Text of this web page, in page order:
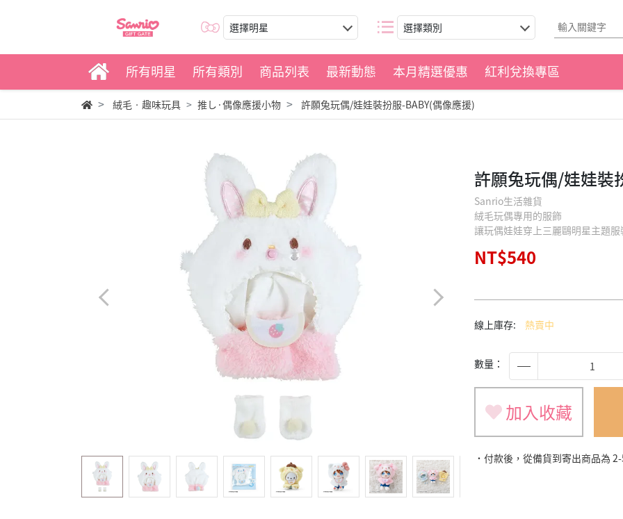
選擇明星 選擇類別
所有明星 所有類別 商品列表 最新動態 本月精選優惠 紅利兌換專區
絨毛‧趣味玩具 推し·偶像應援小物 許願兔玩偶/娃娃裝扮服-BABY(偶像應援)
許願兔玩偶/娃娃裝
Sanrio生活雜貨
絨毛玩偶專用的服飾
讓玩偶娃娃穿上三麗鷗明星主題
NT$540
線上庫存: 熱賣中
數量：
加入收藏
˙付款後，從備貨到寄出商品為